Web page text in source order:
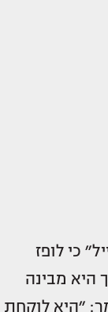
כי לופז
היא מבינה
״היא לוקחת